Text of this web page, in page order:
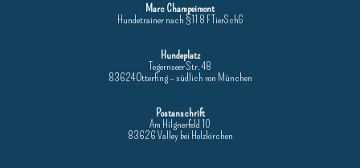
Marc Champeimont
Hundetrainer nach §11 8 F TierSchG
Hundeplatz
Tegernseer Str. 48
83624 Otterfing – südlich von München
Postanschrift
Am Hilgnerfeld 10
83626 Valley bei Holzkirchen